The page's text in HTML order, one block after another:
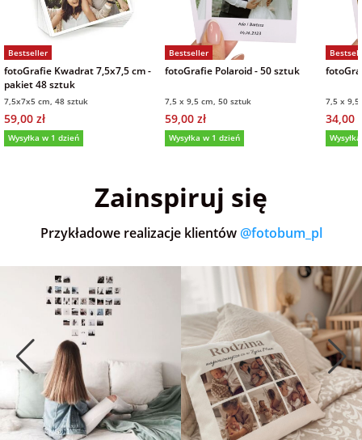
na wieczór
kawalerski
Bestseller
fotoGrafie Kwadrat 7,5x7,5 cm -
pakiet 48 sztuk
7,5x7x5 cm, 48 sztuk
59,00 zł
Wysyłka w 1 dzień
Bestseller
fotoGrafie Polaroid - 50 sztuk
7,5 x 9,5 cm, 50 sztuk
59,00 zł
Wysyłka w 1 dzień
7,5 x
34,00
Zainspiruj się
Przykładowe realizacje klientów @fotobum_pl